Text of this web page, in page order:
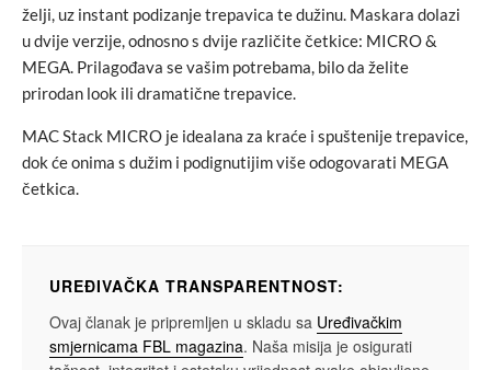
želji, uz instant podizanje trepavica te dužinu. Maskara dolazi
u dvije verzije, odnosno s dvije različite četkice: MICRO &
MEGA. Prilagođava se vašim potrebama, bilo da želite
prirodan look ili dramatične trepavice.
MAC Stack MICRO je idealana za kraće i spuštenije trepavice,
dok će onima s dužim i podignutijim više odogovarati MEGA
četkica.
UREĐIVAČKA TRANSPARENTNOST:
Ovaj članak je pripremljen u skladu sa Uređivačkim
smjernicama FBL magazina. Naša misija je osigurati